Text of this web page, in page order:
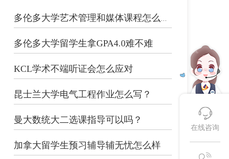
多伦多大学艺术管理和媒体课程怎么预习...
多伦多大学留学生拿GPA4.0难不难
KCL学术不端听证会怎么应对
昆士兰大学电气工程作业怎么写？
曼大数统大二选课指导可以吗？
加拿大留学生预习辅导辅无忧怎么样
在线咨询